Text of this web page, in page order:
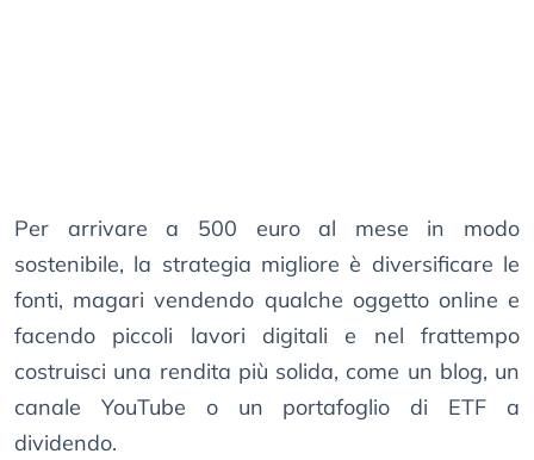
Per arrivare a 500 euro al mese in modo
sostenibile, la strategia migliore è diversificare le
fonti, magari vendendo qualche oggetto online e
facendo piccoli lavori digitali e nel frattempo
costruisci una rendita più solida, come un blog, un
canale YouTube o un portafoglio di ETF a
dividendo.